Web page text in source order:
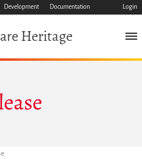
Development Documentation Login
Heritage